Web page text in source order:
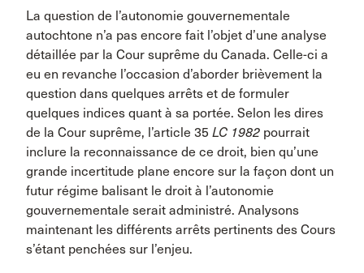
La question de l’autonomie gouvernementale
autochtone n’a pas encore fait l’objet d’une analyse
détaillée par la Cour suprême du Canada. Celle-ci a
eu en revanche l’occasion d’aborder brièvement la
question dans quelques arrêts et de formuler
quelques indices quant à sa portée. Selon les dires
de la Cour suprême, l’article 35 LC 1982 pourrait
inclure la reconnaissance de ce droit, bien qu’une
grande incertitude plane encore sur la façon dont un
futur régime balisant le droit à l’autonomie
gouvernementale serait administré. Analysons
maintenant les différents arrêts pertinents des Cours
s’étant penchées sur l’enjeu.